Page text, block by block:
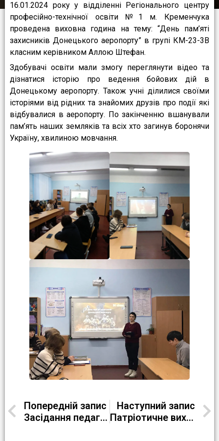
16.01.2024 року у відділенні Регіонального центру
професійно-технічної освіти №1 м. Кременчука
проведена виховна година на тему: “День пам’яті
захисників Донецького аеропорту” в групі КМ-23-3В
класним керівником Аллою Штефан.
Здобувачі освіти мали змогу переглянути відео та
дізнатися історію про ведення бойових дій в
Донецькому аеропорту. Також учні ділилися своїми
історіями від рідних та знайомих друзів про події які
відбувалися в аеропорту. По закінченню вшанували
пам’ять наших земляків та всіх хто загинув боронячи
Україну, хвилиною мовчання.
Попередній запис
Засідання педагогічної ради
Наступний запис
Патріотичне виховання – це надання молодому поколінню знань, цінностей і відчуття глибокої прив’язаності до своєї країни